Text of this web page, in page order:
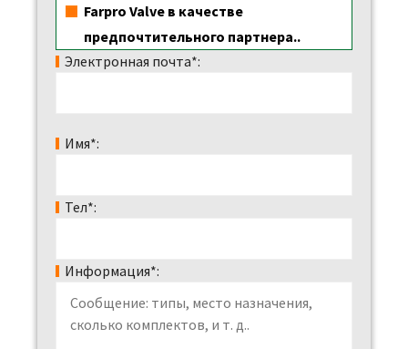
Farpro Valve в качестве
предпочтительного партнера..
Электронная почта*:
Имя*:
Тел*:
Информация*: